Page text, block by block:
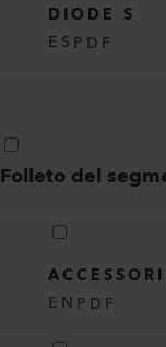
DIODE S
ES PDF
Folleto del
EN PDF